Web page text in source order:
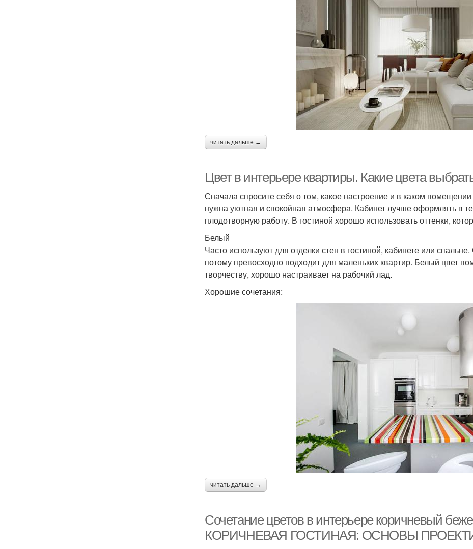
читать дальше →
Цвет в интерьере квартиры. Какие цвета
Сначала спросите себя о том, какое настроение и в каком
нужна уютная и спокойная атмосфера. Кабинет лучше оформлять в
плодотворную работу. В гостиной хорошо использовать оттенки,
Белый
Часто используют для отделки стен в гостиной, кабинете или
потому превосходно подходит для маленьких квартир. Белый цвет
творчеству, хорошо настраивает на рабочий лад.
Хорошие сочетания:
читать дальше →
Сочетание цветов в интерьере коричневый
КОРИЧНЕВАЯ ГОСТИНАЯ: ОСНОВЫ